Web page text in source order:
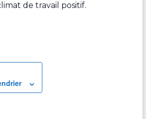
de travail positif.